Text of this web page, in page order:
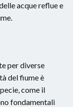
acque reflue e
per diverse
del fiume è
come il
fondamentali